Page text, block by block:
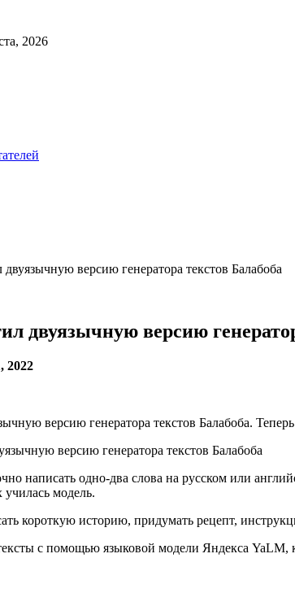
2026
двуязычную версию генератора текстов Балабоба
двуязычную версию
2022
версию генератора текстов Балабоба.
написать одно-два слова на русском или
училась модель.
короткую историю, придумать рецепт,
с помощью языковой модели Яндекса YaLM,